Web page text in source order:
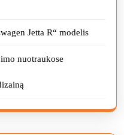
Jetta R“ modelis
nuotraukose